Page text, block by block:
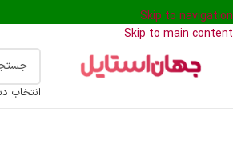
Skip to navigation
Skip to main content
انتخاب